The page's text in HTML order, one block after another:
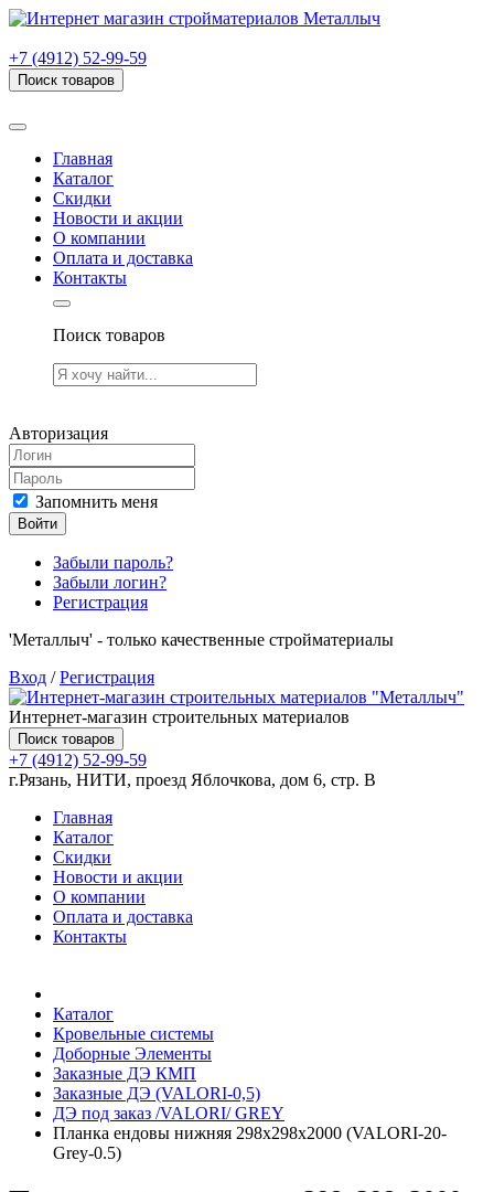
+7 (4912) 52-99-59
Поиск товаров
Главная
Каталог
Скидки
Новости и акции
О компании
Оплата и доставка
Контакты
Поиск товаров
Авторизация
Запомнить меня
Войти
Забыли пароль?
Забыли логин?
Регистрация
'Металлыч' - только качественные стройматериалы
Вход /Регистрация
Интернет-магазин строительных материалов
Поиск товаров
+7 (4912) 52-99-59
г.Рязань, НИТИ, проезд Яблочкова, дом 6, стр. В
Главная
Каталог
Скидки
Новости и акции
О компании
Оплата и доставка
Контакты
Каталог
Кровельные системы
Доборные Элементы
Заказные ДЭ КМП
Заказные ДЭ (VALORI-0,5)
ДЭ под заказ /VALORI/ GREY
Планка ендовы нижняя 298х298х2000 (VALORI-20-
Grey-0.5)